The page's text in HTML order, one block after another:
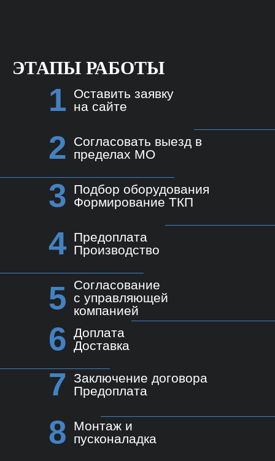
ЭТАПЫ РАБОТЫ
3
4
5
6
7
8
Подбор оборудования
Формирование ТКП
Предоплата
Производство
Согласование
с управляющей
компанией
Доплата
Доставка
Заключение договора
Предоплата
Монтаж и
пусконаладка
1
2
Согласовать выезд в
пределах МО
Оставить заявку
на сайте